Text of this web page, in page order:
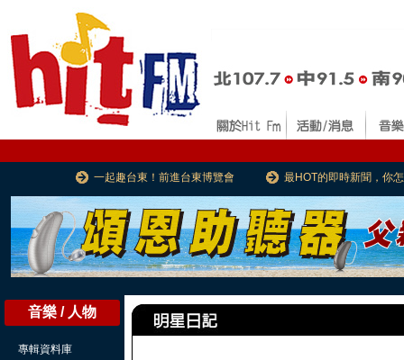
一起趣台東！前進台東博覽會 最HOT的即時新聞，你
音樂 / 人物
專輯資料庫